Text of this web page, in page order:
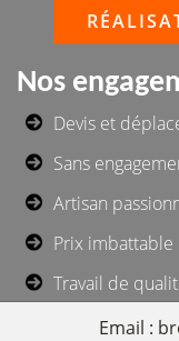
Nos
Devis et
Sans
Artisan
Prix imbattable
Travail de
Email :